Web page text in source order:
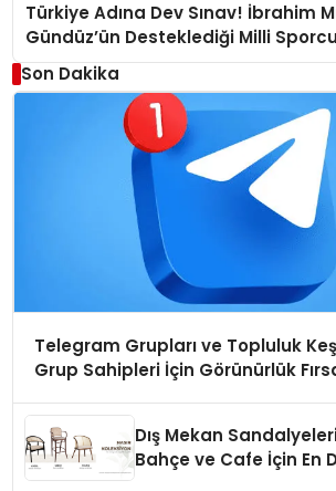
Türkiye Adına Dev Sınav! İbrahim
Gündüz’ün Desteklediği Milli
Arenasında
Son Dakika
Telegram Grupları ve Topluluk
Grup Sahipleri İçin Görünürlük
Dış Mekan
Bahçe ve Cafe İçin En